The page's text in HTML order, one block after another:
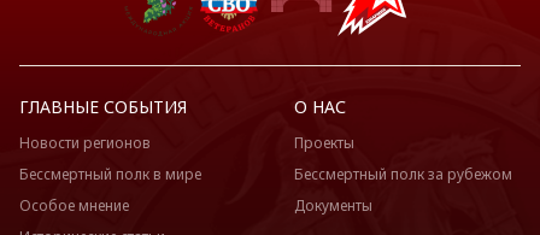
ГЛАВНЫЕ СОБЫТИЯ
Новости регионов
Бессмертный полк в мире
Особое мнение
О НАС
Проекты
Бессмертный полк за рубежом
Документы